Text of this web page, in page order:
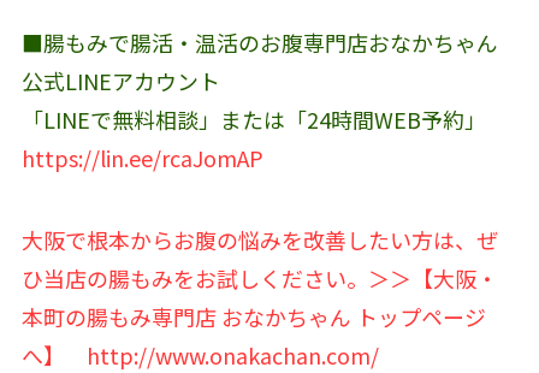
■腸もみで腸活・温活のお腹専門店おなかちゃん
公式LINEアカウント‬
「LINEで無料相談」または「24時間WEB予約」
https://lin.ee/rcaJomAP
大阪で根本からお腹の悩みを改善したい方は、ぜ
ひ当店の腸もみをお試しください。＞＞【大阪・
本町の腸もみ専門店 おなかちゃん トップページ
へ】
http://www.onakachan.com/